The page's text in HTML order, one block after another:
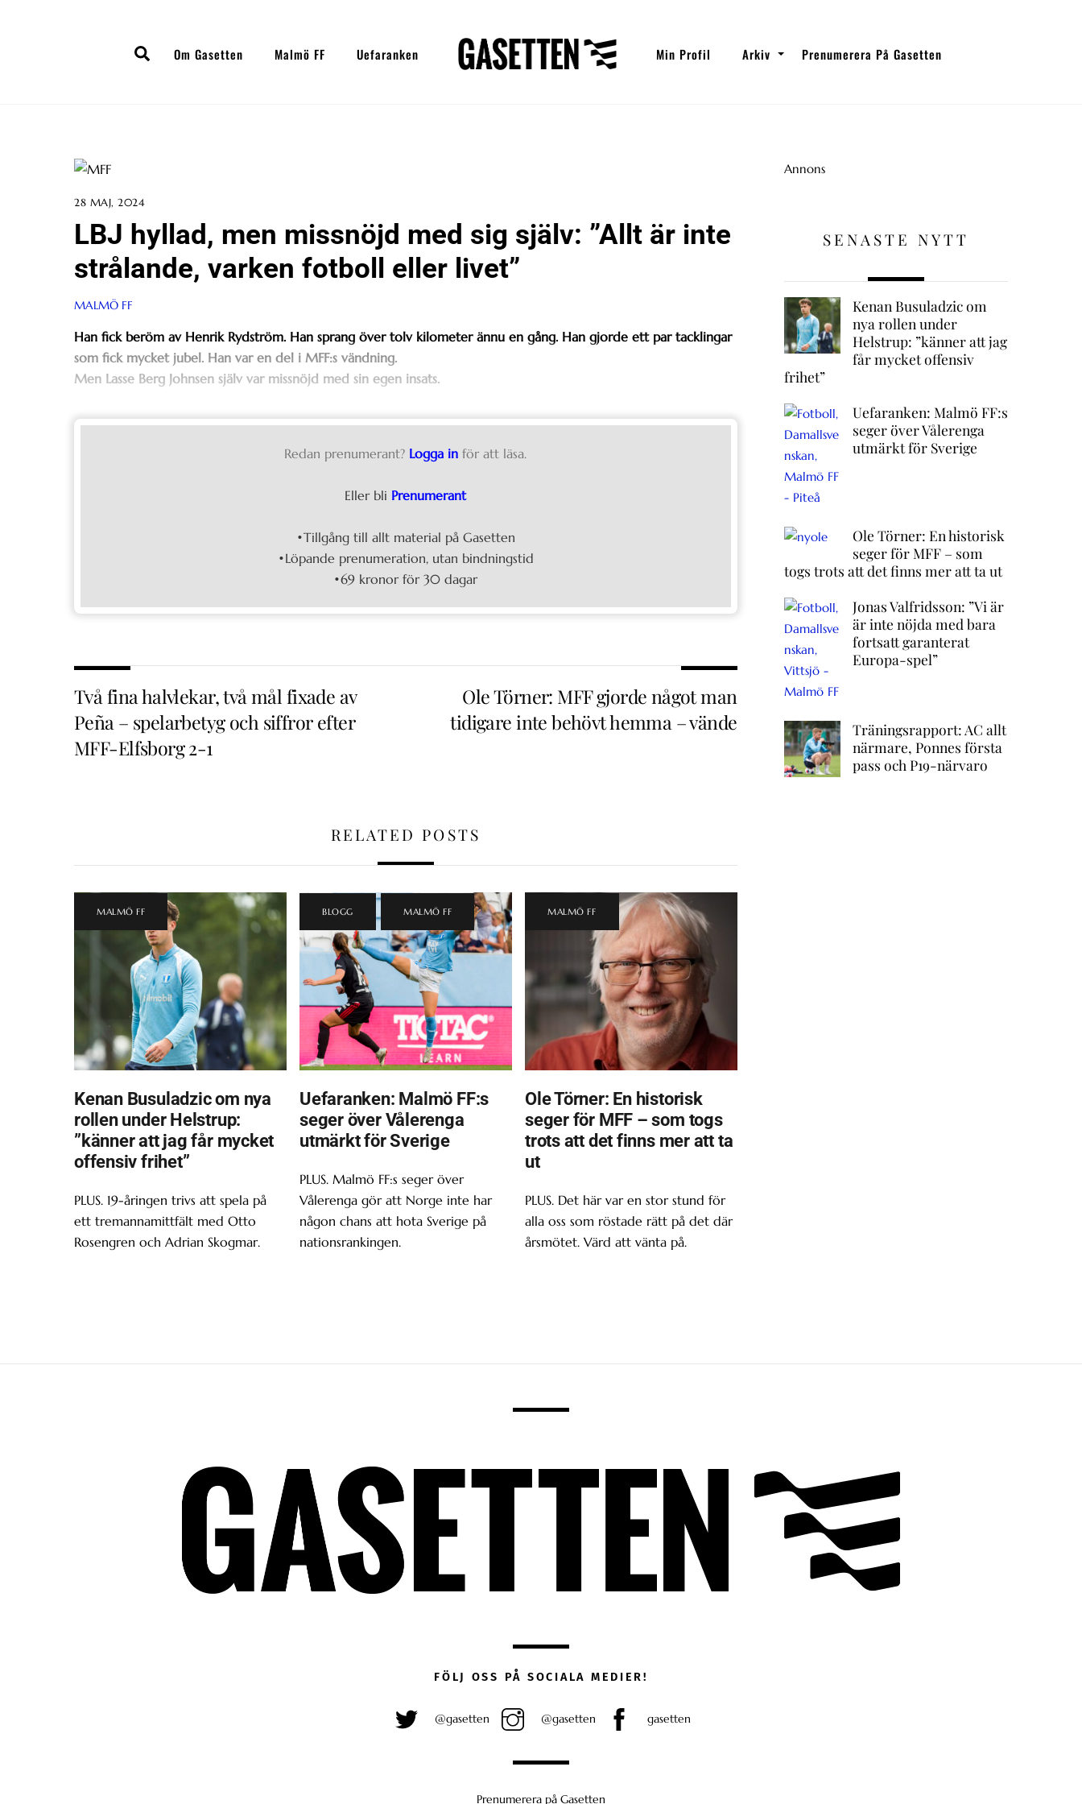
SearchOm Gasetten Malmö FF Uefaranken Min Profil Arkiv Prenumerera På Gasetten
28 MAJ, 2024
LBJ hyllad, men missnöjd med sig själv: ”Allt är inte
strålande, varken fotboll eller livet”
MALMÖ FF
Han fick beröm av Henrik Rydström. Han sprang över tolv kilometer ännu en gång. Han gjorde ett par tacklingar
som fick mycket jubel. Han var en del i MFF:s vändning.
Men Lasse Berg Johnsen själv var missnöjd med sin egen insats.
Redan prenumerant? Logga in för att läsa.
Eller bli Prenumerant
•Tillgång till allt material på Gasetten
•Löpande prenumeration, utan bindningstid
•69 kronor för 30 dagar
Två fina halvlekar, två mål fixade av
Peña – spelarbetyg och siffror efter
MFF-Elfsborg 2-1
Ole Törner: MFF gjorde något man
tidigare inte behövt hemma – vände
RELATED POSTS
MALMÖ FF
Kenan Busuladzic om nya
rollen under Helstrup:
”känner att jag får mycket
offensiv frihet”
PLUS. 19-åringen trivs att spela på
ett tremannamittfält med Otto
Rosengren och Adrian Skogmar.
BLOGG MALMÖ FF
Uefaranken: Malmö FF:s
seger över Vålerenga
utmärkt för Sverige
PLUS. Malmö FF:s seger över
Vålerenga gör att Norge inte har
någon chans att hota Sverige på
nationsrankingen.
MALMÖ FF
Ole Törner: En historisk
seger för MFF – som togs
trots att det finns mer att ta
ut
PLUS. Det här var en stor stund för
alla oss som röstade rätt på det där
årsmötet. Värd att vänta på.
Annons
SENASTE NYTT
Kenan Busuladzic om
nya rollen under
Helstrup: ”känner att jag
får mycket offensiv
frihet”
Uefaranken: Malmö FF:s
seger över Vålerenga
utmärkt för Sverige
Ole Törner: En historisk
seger för MFF – som
togs trots att det finns mer att ta ut
Jonas Valfridsson: ”Vi är
är inte nöjda med bara
fortsatt garanterat
Europa-spel”
Träningsrapport: AC allt
närmare, Ponnes första
pass och P19-närvaro
FÖLJ OSS PÅ SOCIALA MEDIER!
@gasetten @gasetten gasetten
Prenumerera på Gasetten